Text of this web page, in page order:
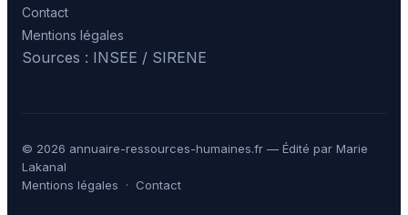
Contact
Mentions légales
Sources : INSEE / SIRENE
© 2026 annuaire-ressources-humaines.fr — Édité par Marie
Lakanal
Mentions légales · Contact